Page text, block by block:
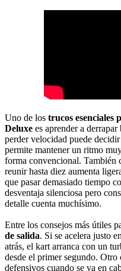
Uno de los trucos
Deluxe es aprender a
perder velocidad puede
permite mantener un ritmo
forma convencional. También
reunir hasta diez aumenta
que pasar demasiado tiempo
desventaja silenciosa pero
detalle cuenta muchísimo.
Entre los consejos más útiles
de salida. Si se acelera justo
atrás, el kart arranca con un
desde el primer segundo. Otro
defensivos cuando se va en